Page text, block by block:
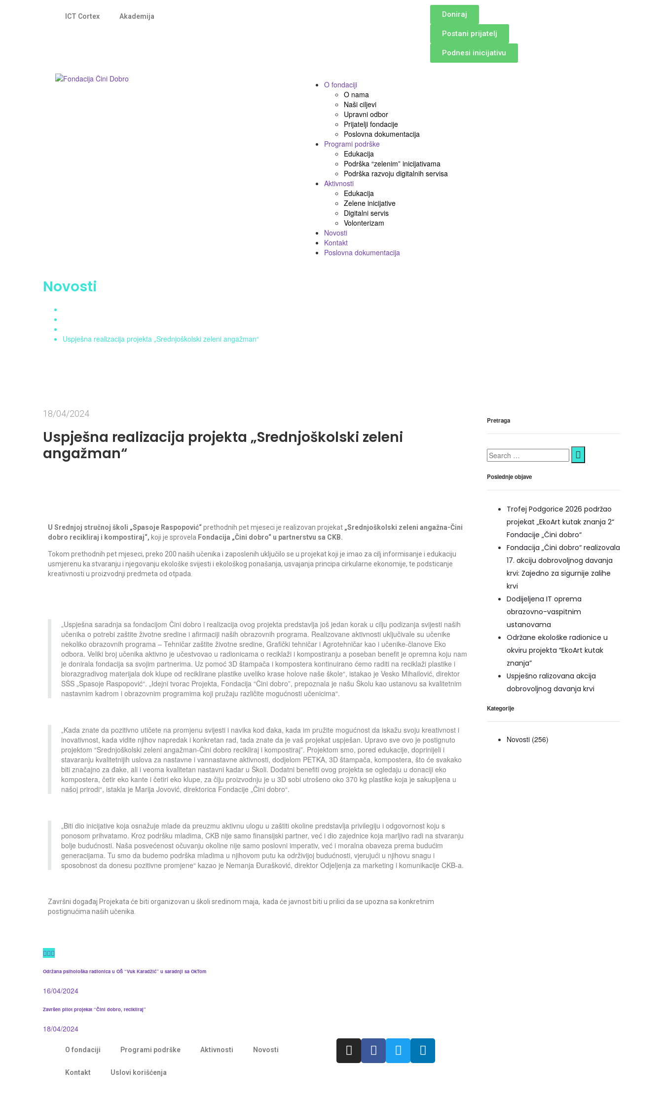
ICT Cortex Akademija Doniraj
Postani prijatelj
Podnesi inicijativu
O fondaciji
O nama
Naši ciljevi
Upravni odbor
Prijatelji fondacije
Poslovna dokumentacija
Programi podrške
Edukacija
Podrška “zelenim” inicijativama
Podrška razvoju digitalnih servisa
Aktivnosti
Edukacija
Zelene inicijative
Digitalni servis
Volonterizam
Novosti
Kontakt
Poslovna dokumentacija
Novosti
Uspješna realizacija projekta „Srednjoškolski zeleni angažman“
18/04/2024
Uspješna realizacija projekta „Srednjoškolski zeleni
angažman“
U Srednjoj stručnoj školi „Spasoje Raspopović“prethodnih pet mjeseci je realizovan projekat „Srednjoškolski zeleni angažna-Čini
dobro recikliraj i kompostiraj“, koji je sprovela Fondacija „Čini dobro“ u partnerstvu sa CKB.
Tokom prethodnih pet mjeseci, preko 200 naših učenika i zaposlenih uključilo se u projekat koji je imao za cilj informisanje i edukaciju
usmjerenu ka stvaranju i njegovanju ekološke svijesti i ekološkog ponašanja, usvajanja principa cirkularne ekonomije, te podsticanje
kreativnosti u proizvodnji predmeta od otpada.
„Uspješna saradnja sa fondacijom Čini dobro i realizacija ovog projekta predstavlja još jedan korak u cilju podizanja svijesti naših
učenika o potrebi zaštite životne sredine i afirmaciji naših obrazovnih programa. Realizovane aktivnosti uključivale su učenike
nekoliko obrazovnih programa – Tehničar zaštite životne sredine, Grafički tehničar i Agrotehničar kao i učenike-članove Eko
odbora. Veliki broj učenika aktivno je učestvovao u radionicama o reciklaži i kompostiranju a poseban benefit je opremna koju nam
je donirala fondacija sa svojim partnerima. Uz pomoć 3D štampača i kompostera kontinuirano ćemo raditi na reciklaži plastike i
biorazgradivog materijala dok klupe od reciklirane plastike uveliko krase holove naše škole“, istakao je Vesko Mihailović, direktor
SŠS „Spasoje Raspopović“. „Idejni tvorac Projekta, Fondacija “Čini dobro”, prepoznala je našu Školu kao ustanovu sa kvalitetnim
nastavnim kadrom i obrazovnim programima koji pružaju različite mogućnosti učenicima“.
„Kada znate da pozitivno utičete na promjenu svijesti i navika kod đaka, kada im pružite mogućnost da iskažu svoju kreativnost i
inovativnost, kada vidite njihov napredak i konkretan rad, tada znate da je vaš projekat uspješan. Upravo sve ovo je postignuto
projektom “Srednjoškolski zeleni angažman-Čini dobro recikliraj i kompostiraj”. Projektom smo, pored edukacije, doprinijeli i
stavaranju kvalitetnijih uslova za nastavne i vannastavne aktivnosti, dodjelom PETKA, 3D štampača, kompostera, što će svakako
biti značajno za đake, ali i veoma kvalitetan nastavni kadar u Školi. Dodatni benefiti ovog projekta se ogledaju u donaciji eko
kompostera, četir eko kante i četiri eko klupe, za čiju proizvodnju je u 3D sobi utrošeno oko 370 kg plastike koja je sakupljena u
našoj prirodi“, istakla je Marija Jovović, direktorica Fondacije „Čini dobro“.
„Biti dio inicijative koja osnažuje mlade da preuzmu aktivnu ulogu u zaštiti okoline predstavlja privilegiju i odgovornost koju s
ponosom prihvatamo. Kroz podršku mladima, CKB nije samo finansijski partner, već i dio zajednice koja marljivo radi na stvaranju
bolje budućnosti. Naša posvećenost očuvanju okoline nije samo poslovni imperativ, već i moralna obaveza prema budućim
generacijama. Tu smo da budemo podrška mladima u njihovom putu ka održivijoj budućnosti, vjerujući u njihovu snagu i
sposobnost da donesu pozitivne promjene“ kazao je Nemanja Đurašković, direktor Odjeljenja za marketing i komunikacije CKB-a.
Završni događaj Projekata će biti organizovan u školi sredinom maja, kada će javnost biti u prilici da se upozna sa konkretnim
postignućima naših učenika.
Održana psihološka radionica u OŠ “Vuk Karadžić” u saradnji sa OkTom
16/04/2024
Završen pilot projekat “Čini dobro, recikliraj”
18/04/2024
Pretraga
Poslednje objave
Trofej Podgorice 2026 podržao
projekat „EkoArt kutak znanja 2“
Fondacije „Čini dobro“
Fondacija „Čini dobro“ realizovala
17. akciju dobrovoljnog davanja
krvi: Zajedno za sigurnije zalihe
krvi
Dodijeljena IT oprema
obrazovno-vaspitnim
ustanovama
Održane ekološke radionice u
okviru projekta “EkoArt kutak
znanja”
Uspješno ralizovana akcija
dobrovoljnog davanja krvi
Kategorije
Novosti (256)
O fondaciji Programi podrške Aktivnosti Novosti
Kontakt Uslovi korišćenja